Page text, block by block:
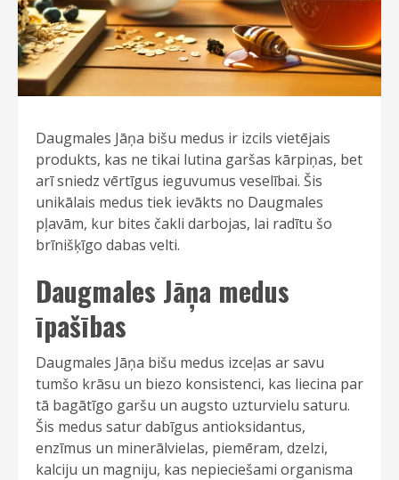
Daugmales Jāņa bišu medus ir izcils vietējais
produkts, kas ne tikai lutina garšas kārpiņas, bet
arī sniedz vērtīgus ieguvumus veselībai. Šis
unikālais medus tiek ievākts no Daugmales
pļavām, kur bites čakli darbojas, lai radītu šo
brīnišķīgo dabas velti.
Daugmales Jāņa medus
īpašības
Daugmales Jāņa bišu medus izceļas ar savu
tumšo krāsu un biezo konsistenci, kas liecina par
tā bagātīgo garšu un augsto uzturvielu saturu.
Šis medus satur dabīgus antioksidantus,
enzīmus un minerālvielas, piemēram, dzelzi,
kalciju un magniju, kas nepieciešami organisma